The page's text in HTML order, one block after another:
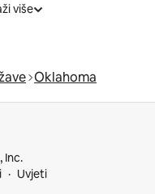
više
Oklahoma
Inc.
Uvjeti